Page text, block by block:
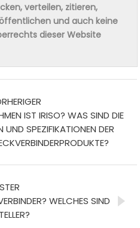
verteilen, zitieren,
und auch keine
dieser Website
IST IRISO? WAS SIND DIE
SPEZIFIKATIONEN DER
WELCHES SIND